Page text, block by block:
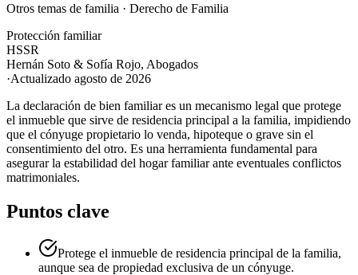
Otros temas de familia · Derecho de Familia
Protección familiar
HSSR
Hernán Soto & Sofía Rojo, Abogados
·Actualizado agosto de 2026
La declaración de bien familiar es un mecanismo legal que protege
el inmueble que sirve de residencia principal a la familia, impidiendo
que el cónyuge propietario lo venda, hipoteque o grave sin el
consentimiento del otro. Es una herramienta fundamental para
asegurar la estabilidad del hogar familiar ante eventuales conflictos
matrimoniales.
Puntos clave
Protege el inmueble de residencia principal de la familia,
aunque sea de propiedad exclusiva de un cónyuge.